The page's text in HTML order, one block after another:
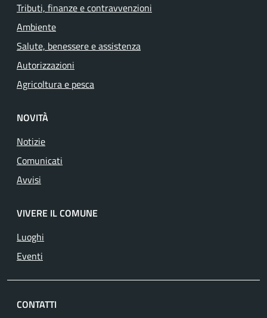
Tributi, finanze e contravvenzioni
Ambiente
Salute, benessere e assistenza
Autorizzazioni
Agricoltura e pesca
NOVITÀ
Notizie
Comunicati
Avvisi
VIVERE IL COMUNE
Luoghi
Eventi
CONTATTI